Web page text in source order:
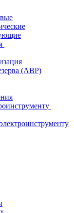
(АВР)